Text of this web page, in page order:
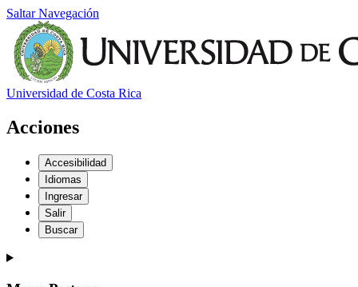
Saltar Navegación
Universidad de Costa Rica
Acciones
Accesibilidad
Idiomas
Ingresar
Salir
Buscar